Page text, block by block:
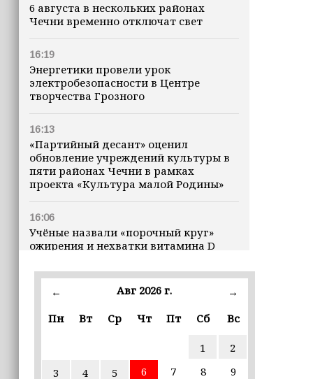
6 августа в нескольких районах
Чечни временно отключат свет
16:19
Энергетики провели урок
электробезопасности в Центре
творчества Грозного
16:13
«Партийный десант» оценил
обновление учреждений культуры в
пяти районах Чечни в рамках
проекта «Культура малой Родины»
16:06
Учёные назвали «порочный круг»
ожирения и нехватки витамина D
16:00
В Чеченской Республике начинается
избирательные комиссии
← Авг 2026 г.
→
Пн
Вт Ср Чт Пт Сб Вс
1
2
3
4 5 6 7 8
9